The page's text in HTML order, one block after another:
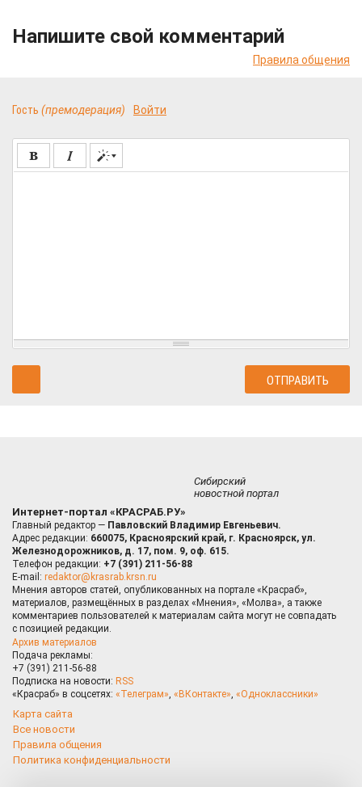
Напишите свой комментарий
Правила общения
Гость (премодерация) Войти
Сибирский
новостной портал
Интернет-портал «КРАСРАБ.РУ»
Главный редактор — Павловский Владимир Евгеньевич.
Адрес редакции: 660075, Красноярский край, г. Красноярск, ул.
Железнодорожников, д. 17, пом. 9, оф. 615.
Телефон редакции: +7 (391) 211-56-88
E-mail: redaktor@krasrab.krsn.ru
Мнения авторов статей, опубликованных на портале «Красраб»,
материалов, размещённых в разделах «Мнения», «Молва», а также
комментариев пользователей к материалам сайта могут не совпадать
с позицией редакции.
Архив материалов
Подача рекламы:
+7 (391) 211-56-88
Подписка на новости: RSS
«Красраб» в соцсетях: «Телеграм», «ВКонтакте», «Одноклассники»
Карта сайта
Все новости
Правила общения
Политика конфиденциальности